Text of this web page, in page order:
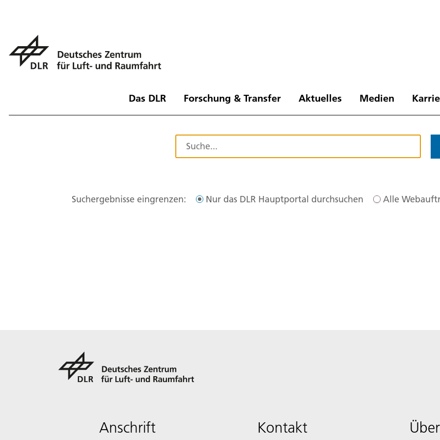
Das DLR Forschung & Transfer Aktuelles Medien
Suchergebnisse eingrenzen: Nur das DLR Hauptportal durchsuchen Alle
Anschrift Kontakt